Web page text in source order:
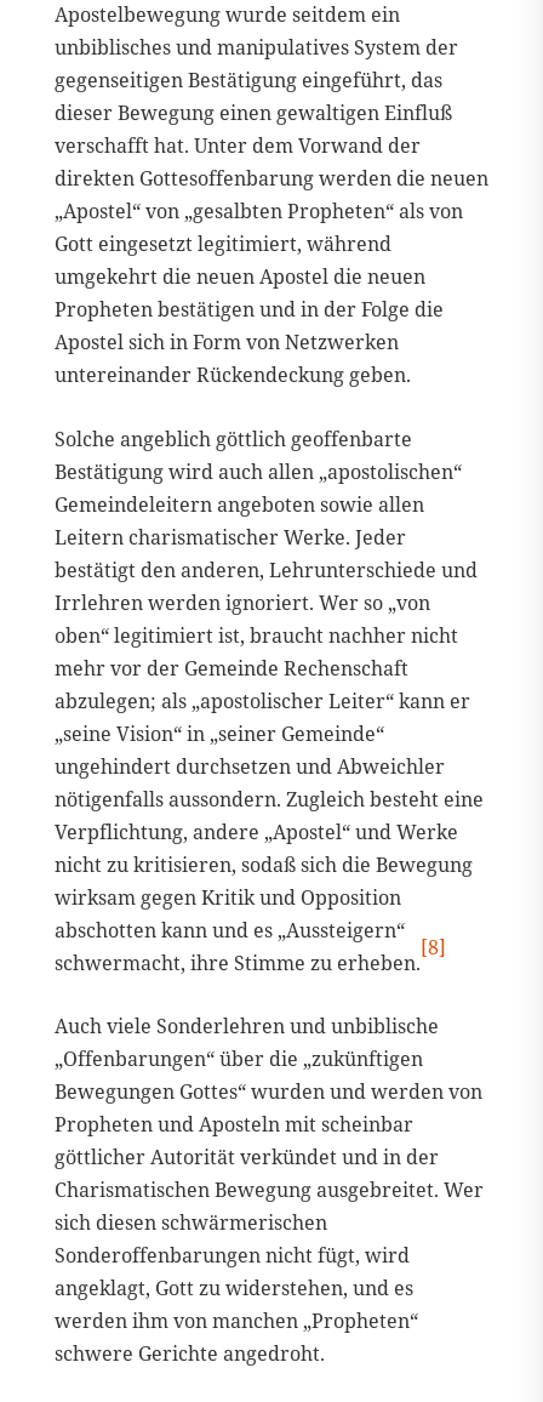
Apostelbewegung wurde seitdem ein
unbiblisches und manipulatives System der
gegenseitigen Bestätigung eingeführt, das
dieser Bewegung einen gewaltigen Einfluß
verschafft hat. Unter dem Vorwand der
direkten Gottesoffenbarung werden die neuen
„Apostel“ von „gesalbten Propheten“ als von
Gott eingesetzt legitimiert, während
umgekehrt die neuen Apostel die neuen
Propheten bestätigen und in der Folge die
Apostel sich in Form von Netzwerken
untereinander Rückendeckung geben.
Solche angeblich göttlich geoffenbarte
Bestätigung wird auch allen „apostolischen“
Gemeindeleitern angeboten sowie allen
Leitern charismatischer Werke. Jeder
bestätigt den anderen, Lehrunterschiede und
Irrlehren werden ignoriert. Wer so „von
oben“ legitimiert ist, braucht nachher nicht
mehr vor der Gemeinde Rechenschaft
abzulegen; als „apostolischer Leiter“ kann er
„seine Vision“ in „seiner Gemeinde“
ungehindert durchsetzen und Abweichler
nötigenfalls aussondern. Zugleich besteht eine
Verpflichtung, andere „Apostel“ und Werke
nicht zu kritisieren, sodaß sich die Bewegung
wirksam gegen Kritik und Opposition
abschotten kann und es „Aussteigern“
schwermacht, ihre Stimme zu erheben.
[8]
Auch viele Sonderlehren und unbiblische
„Offenbarungen“ über die „zukünftigen
Bewegungen Gottes“ wurden und werden von
Propheten und Aposteln mit scheinbar
göttlicher Autorität verkündet und in der
Charismatischen Bewegung ausgebreitet. Wer
sich diesen schwärmerischen
Sonderoffenbarungen nicht fügt, wird
angeklagt, Gott zu widerstehen, und es
werden ihm von manchen „Propheten“
schwere Gerichte angedroht.